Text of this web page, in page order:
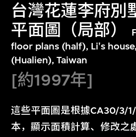
台灣花蓮李府別
平面圖（局部）
floor plans (half), Li's
(Hualien), Taiwan
[約1997年]
這些平面圖是根據CA30/3/
本，顯示面積計算、修改之